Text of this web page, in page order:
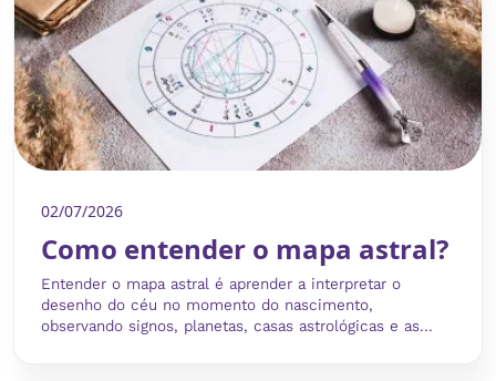
02/07/2026
Como entender o mapa astral?
Entender o mapa astral é aprender a interpretar o
desenho do céu no momento do nascimento,
observando signos, planetas, casas astrológicas e as...